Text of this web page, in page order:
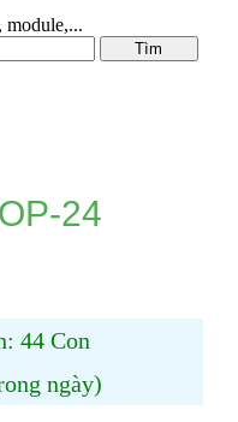
24
44 Con
ngày)